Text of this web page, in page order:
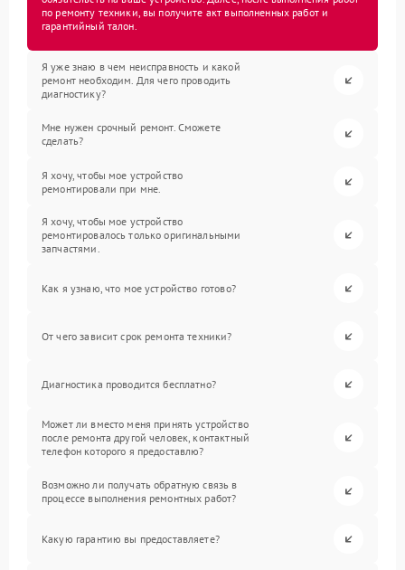
по ремонту техники, вы получите акт выполненных работ и
гарантийный талон.
Я уже знаю в чем неисправность и какой
ремонт необходим. Для чего проводить
диагностику?
Мне нужен срочный ремонт. Сможете
сделать?
Я хочу, чтобы мое устройство
ремонтировали при мне.
Я хочу, чтобы мое устройство
ремонтировалось только оригинальными
запчастями.
Как я узнаю, что мое устройство готово?
От чего зависит срок ремонта техники?
Диагностика проводится бесплатно?
Может ли вместо меня принять устройство
после ремонта другой человек, контактный
телефон которого я предоставлю?
Возможно ли получать обратную связь в
процессе выполнения ремонтных работ?
Какую гарантию вы предоставляете?